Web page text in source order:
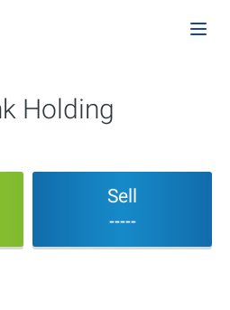
Holding
Sell
-----